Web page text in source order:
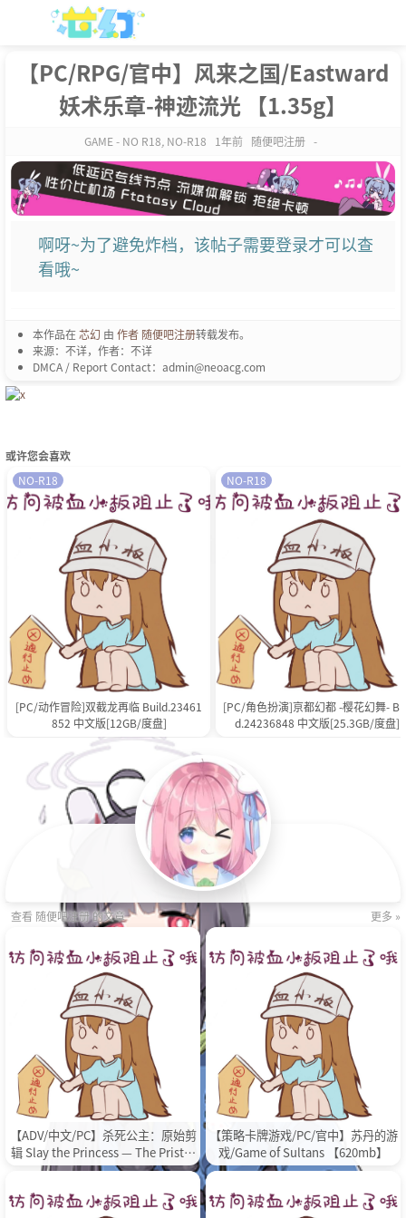
【PC/RPG/官中】风来之国/Eastward
妖术乐章-神迹流光 【1.35g】
GAME - NO R18, NO-R18 1年前 随便吧注册 -
啊呀~为了避免炸档，该帖子需要登录才可以查
看哦~
本作品在芯幻 由 作者 随便吧注册转载发布。
来源：不详，作者：不详
DMCA / Report Contact：admin@neoacg.com
或许您会喜欢
[PC/动作冒险]双截龙再临 Build.23461
852 中文版[12GB/度盘]
NO-R18
[PC/角色扮演]亰都幻都 -樱花幻舞-
d.24236848 中文版[25.3GB/度盘]
NO-R18
查看 随便吧注册 的文章 更多 »
【ADV/中文/PC】杀死公主：原始剪
辑 Slay the Princess — The Pristin
e Cut 完整正式版 官方中文【12G/英
【策略卡牌游戏/PC/官中】苏丹的游
戏/Game of Sultans 【620mb】